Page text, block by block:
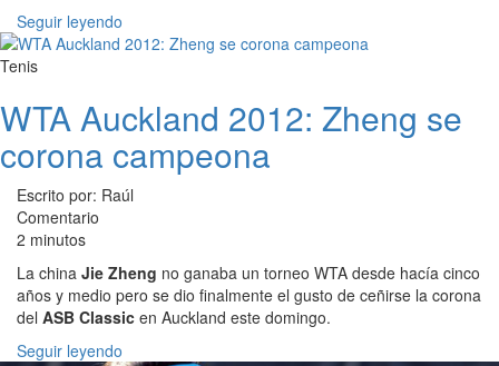
Seguir leyendo
Tenis
WTA Auckland 2012: Zheng se
corona campeona
Escrito por: Raúl
Comentario
2 minutos
La china Jie Zheng no ganaba un torneo WTA desde hacía cinco
años y medio pero se dio finalmente el gusto de ceñirse la corona
del ASB Classic en Auckland este domingo.
Seguir leyendo